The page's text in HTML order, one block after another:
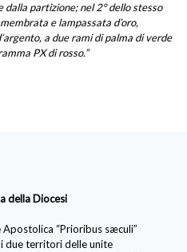
dalla partizione; nel 2° dello stesso
e lampassata d’oro,
a due rami di palma di verde
PX di rosso.”
della Diocesi
“Prioribus sæculi”
due territori delle unite